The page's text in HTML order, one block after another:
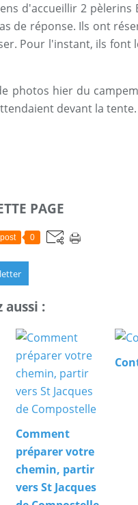
d'accueillir 2 pèlerins
de réponse. Ils ont
Pour l'instant, ils font
photos hier du
devant la tente.
PAGE
0
aussi :
Comment
préparer votre
chemin, partir
vers St Jacques